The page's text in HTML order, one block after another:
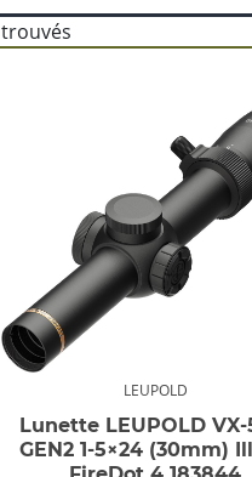
LEUPOLD
Lunette LEUPOLD VX-
GEN2 1-5×24 (30mm)